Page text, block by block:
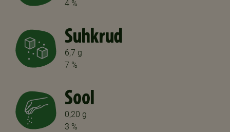
4 %
Suhkrud
6,7 g
7 %
Sool
0,20 g
3 %